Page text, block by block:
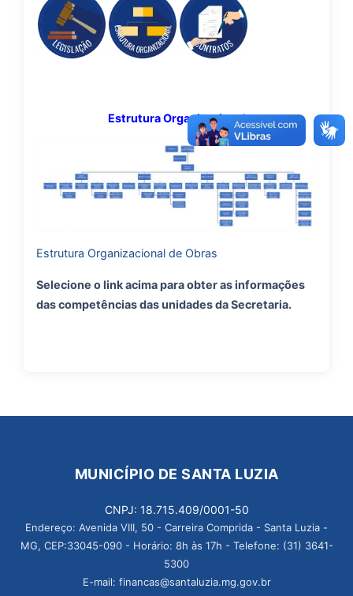
Estrutura Organizacional
Estrutura Organizacional de Obras
Selecione o link acima para obter as informações
das competências das unidades da Secretaria.
MUNICÍPIO DE SANTA LUZIA
CNPJ: 18.715.409/0001-50
Endereço: Avenida VIII, 50 - Carreira Comprida - Santa Luzia -
MG, CEP:33045-090 - Horário: 8h às 17h - Telefone: (31) 3641-
5300
E-mail: financas@santaluzia.mg.gov.br